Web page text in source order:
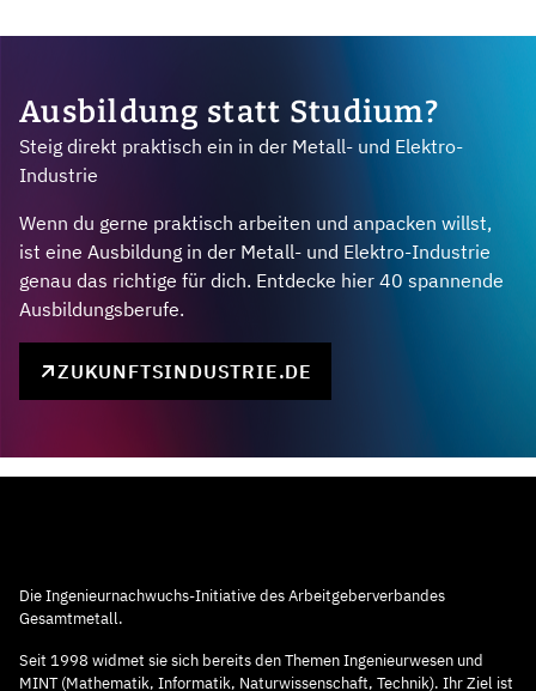
Ausbildung statt Studium?
Steig direkt praktisch ein in der Metall- und Elektro-
Industrie
Wenn du gerne praktisch arbeiten und anpacken willst,
ist eine Ausbildung in der Metall- und Elektro-Industrie
genau das richtige für dich. Entdecke hier 40 spannende
Ausbildungsberufe.
ZUKUNFTSINDUSTRIE.DE
Die Ingenieurnachwuchs-Initiative des Arbeitgeberverbandes
Gesamtmetall.
Seit 1998 widmet sie sich bereits den Themen Ingenieurwesen und
MINT (Mathematik, Informatik, Naturwissenschaft, Technik). Ihr Ziel ist